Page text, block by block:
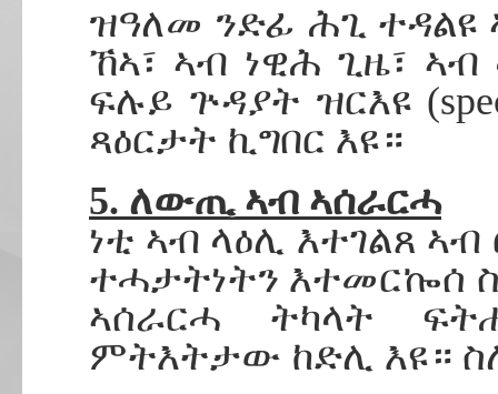
ዝዓለመ ንድፊ ሕጊ ተዳልዩ
ኸኣ፣ ኣብ ነዊሕ ጊዜ፣
ፍሉይ ጕዳያት ዝርእዩ
ጻዕርታት ኪግበር እዩ።
5. ለውጢ ኣብ ኣሰራርሓ
ነቲ ኣብ ላዕሊ እተገልጸ
ተሓታትነትን እተመርኰሰ
ኣሰራርሓ ትካላት
ምትእትታው ከድሊ እዩ።